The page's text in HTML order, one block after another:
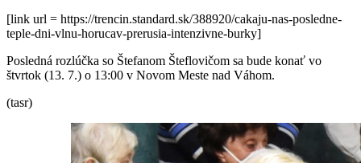
[link url = https://trencin.standard.sk/388920/cakaju-nas-posledne-
teple-dni-vlnu-horucav-prerusia-intenzivne-burky]
Posledná rozlúčka so Štefanom Šteflovičom sa bude konať vo
štvrtok (13. 7.) o 13:00 v Novom Meste nad Váhom.
(tasr)